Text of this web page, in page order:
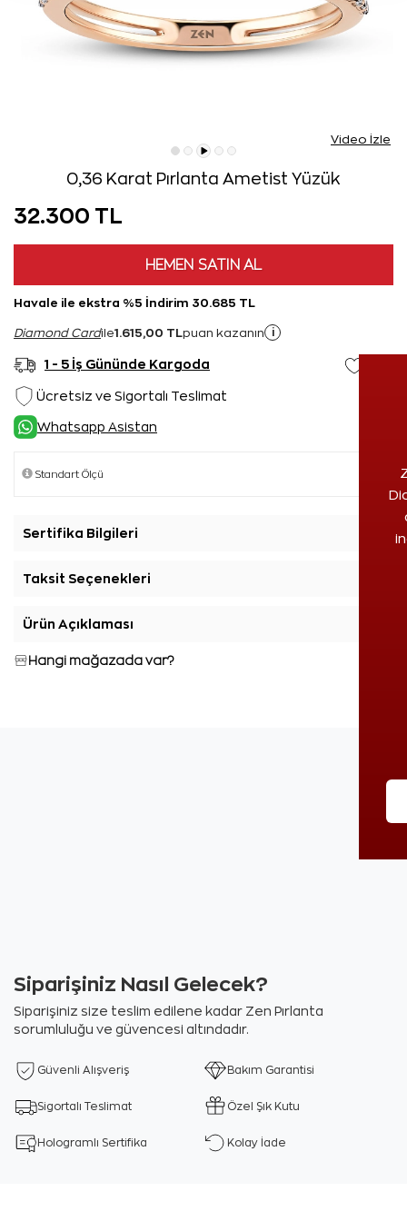
Video İzle
0,36 Karat Pırlanta Ametist Yüzük
32.300 TL
HEMEN SATIN AL
Havale ile ekstra %5 İndirim 30.685 TL
Diamond Cardile1.615,00 TL puan kazanın i
1 - 5 İş Gününde Kargoda
Ücretsiz ve Sigortalı Teslimat
Whatsapp Asistan
Sertifika Bilgileri
Taksit Seçenekleri
Ürün Açıklaması
Hangi mağazada var?
Siparişiniz Nasıl Gelecek?
Siparişiniz size teslim edilene kadar Zen Pırlanta
sorumluluğu ve güvencesi altındadır.
Güvenli Alışveriş Bakım Garantisi
Sigortalı Teslimat Özel Şık Kutu
Hologramlı Sertifika Kolay İade